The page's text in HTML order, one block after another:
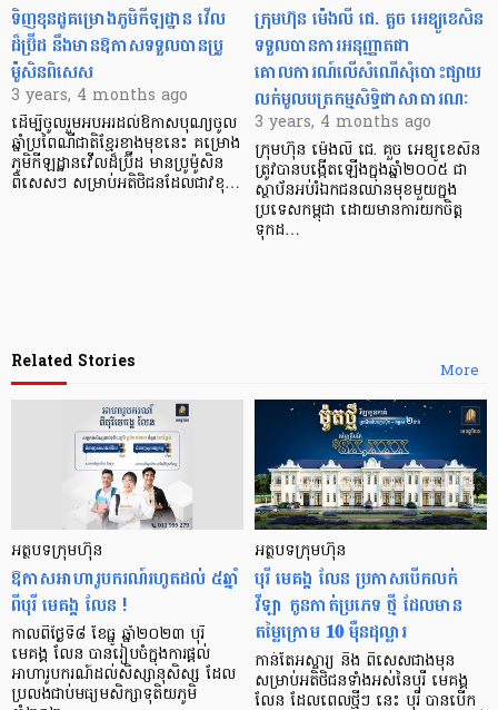
ទិញខុនដូគម្រោងភូមិកីឡដ្ឋាន វើល
ដ៏ប្រ៊ីដ នឹងមានឱកាសទទួលបានប្រូ
ម៉ូសិនពិសេស
3 years, 4 months ago
ដើម្បីចូលរួមអបអរដល់ឱកាសបុណ្យចូល
ឆ្នាំប្រពៃណីជាតិខ្មែរខាងមុខនេះ គម្រោង
ភូមិកីឡដ្ឋានវើលដ៏ប្រ៊ីដ មានប្រូម៉ូសិន
ពិសេសៗ សម្រាប់អតិថិជនដែលជាវខុ…
ក្រុមហ៊ុន ម៉េងលី ជេ. គួច អេឌ្យូខេសិន
ទទួលបានការអនុញ្ញាតជា
គោលការណ៍លើសំណើសុំបោះផ្សាយ
លក់មូលបត្រកម្មសិទ្ធិជាសាធារណៈ
3 years, 4 months ago
ក្រុមហ៊ុន ម៉េងលី ជេ. គួច អេឌ្យូខេសិន
ត្រូវបានបង្កើតឡើងក្នុងឆ្នាំ២០០៥ ជា
ស្ថាប័នអប់រំឯកជនឈានមុខមួយក្នុង
ប្រទេសកម្ពុជា ដោយមានការយកចិត្ត
ទុកដ…
More
Related Stories
អត្ថបទក្រុមហ៊ុន
ឱកាសអាហារូបករណ៍រហូតដល់ ៥ឆ្នាំ
ពីបុរី មេគង្គ លែន !
កាលពីថ្ងៃទី៨ ខែធ្នូ ឆ្នាំ២០២៣ បុរី
មេគង្គ លែន បានរៀបចំក្នុងការផ្តល់
អាហារូបករណ៍ដល់សិស្សានុសិស្ស ដែល
ប្រលងជាប់មធ្យមសិក្សាទុតិយភូមិ
អត្ថបទក្រុមហ៊ុន
បុរី មេគង្គ លែន ប្រកាសបើកលក់
វីឡា កូនកាត់ប្រភេទ ថ្មី ដែលមាន
តម្លៃក្រោម 𝟏𝟎 ម៉ឺនដុល្លារ
កាន់តែអស្ចារ្យ និង ពិសេសជាងមុន
សម្រាប់អតិថិជនទាំងអស់នៃបុរី មេគង្គ
លែន ដែលពេលថ្មីៗ នេះ បុរី បានបើក